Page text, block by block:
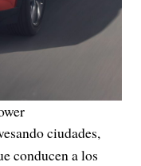
ciudades,
conducen a los